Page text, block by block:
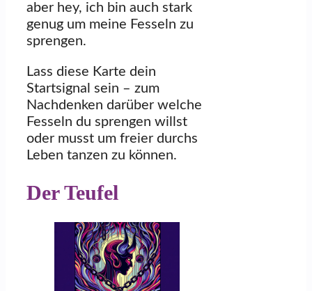
aber hey, ich bin auch stark
genug um meine Fesseln zu
sprengen.
Lass diese Karte dein
Startsignal sein – zum
Nachdenken darüber welche
Fesseln du sprengen willst
oder musst um freier durchs
Leben tanzen zu können.
Der Teufel